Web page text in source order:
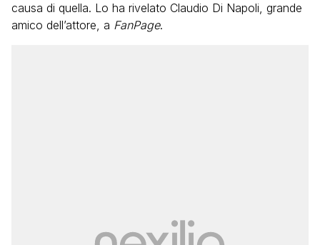
causa di quella. Lo ha rivelato Claudio Di Napoli, grande
amico dell’attore, a FanPage.